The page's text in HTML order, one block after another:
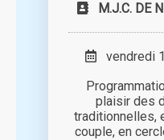
M.J.C. DE
vendredi
plaisir des
traditionnelles,
couple, en